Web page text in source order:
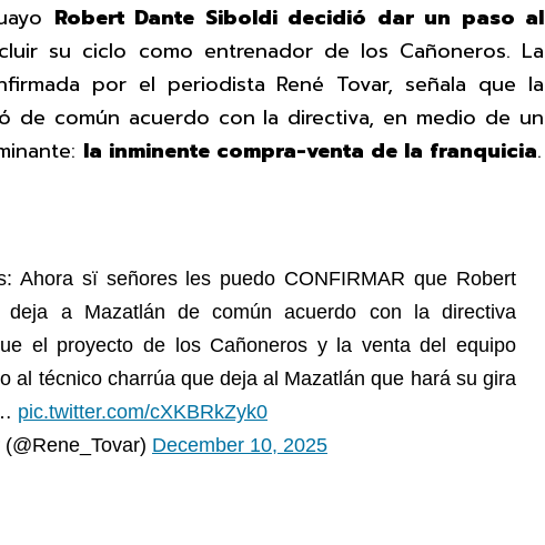
Robert Dante Siboldi decidió dar un paso al
su ciclo como entrenador de los Cañoneros. La
por el periodista René Tovar, señala que la
de común acuerdo con la directiva, en medio de un
la inminente compra-venta de la franquicia.
Ahora sï señores les puedo CONFIRMAR que Robert
deja a Mazatlán de común acuerdo con la directiva
el proyecto de los Cañoneros y la venta del equipo
al técnico charrúa que deja al Mazatlán que hará su gira
pic.twitter.com/cXKBRkZyk0
December 10, 2025